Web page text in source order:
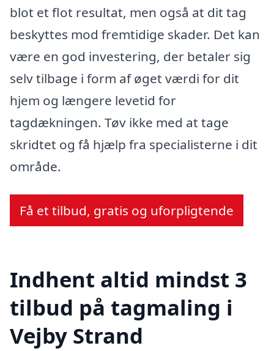
blot et flot resultat, men også at dit tag
beskyttes mod fremtidige skader. Det kan
være en god investering, der betaler sig
selv tilbage i form af øget værdi for dit
hjem og længere levetid for
tagdækningen. Tøv ikke med at tage
skridtet og få hjælp fra specialisterne i dit
område.
Få et tilbud, gratis og uforpligtende
Indhent altid mindst 3
tilbud på tagmaling i
Vejby Strand